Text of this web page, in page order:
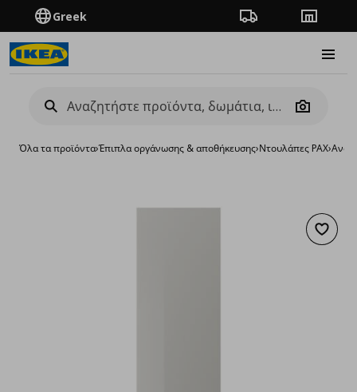
Greek Πορεία παραγγελίας
Camera
Όλα τα προϊόντα›Έπιπλα οργάνωσης & αποθήκευσης›Ντουλάπες PAX›